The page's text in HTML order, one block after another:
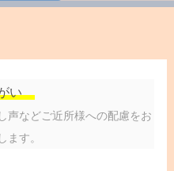
い
声などご近所様への配慮をお
ます。